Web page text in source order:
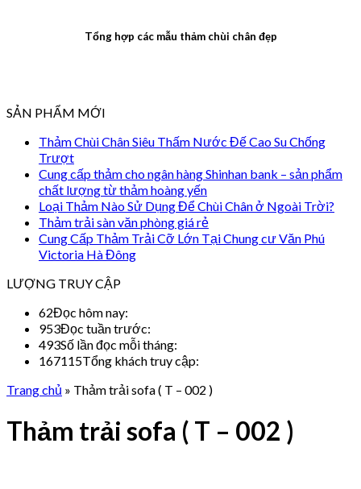
Tổng hợp các mẫu thảm chùi chân đẹp
SẢN PHẨM MỚI
Thảm Chùi Chân Siêu Thấm Nước Đế Cao Su Chống
Trượt
Cung cấp thảm cho ngân hàng Shinhan bank – sản phẩm
chất lượng từ thảm hoàng yến
Loại Thảm Nào Sử Dụng Để Chùi Chân ở Ngoài Trời?
Thảm trải sàn văn phòng giá rẻ
Cung Cấp Thảm Trải Cỡ Lớn Tại Chung cư Văn Phú
Victoria Hà Đông
LƯỢNG TRUY CẬP
62Đọc hôm nay:
953Đọc tuần trước:
493Số lần đọc mỗi tháng:
167115Tổng khách truy cập:
Trang chủ » Thảm trải sofa ( T – 002 )
Thảm trải sofa ( T – 002 )